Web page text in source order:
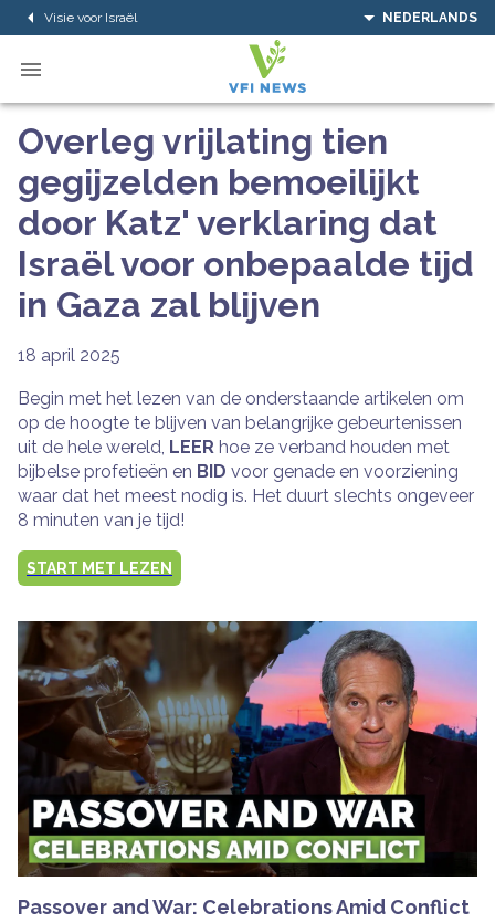
Visie voor Israël NEDERLANDS
Overleg vrijlating tien
gegijzelden bemoeilijkt
door Katz' verklaring dat
Israël voor onbepaalde tijd
in Gaza zal blijven
18 april 2025
Begin met het lezen van de onderstaande artikelen om
op de hoogte te blijven van belangrijke gebeurtenissen
uit de hele wereld, LEER hoe ze verband houden met
bijbelse profetieën en BID voor genade en voorziening
waar dat het meest nodig is. Het duurt slechts ongeveer
8 minuten van je tijd!
START MET LEZEN
Passover and War: Celebrations Amid Conflict